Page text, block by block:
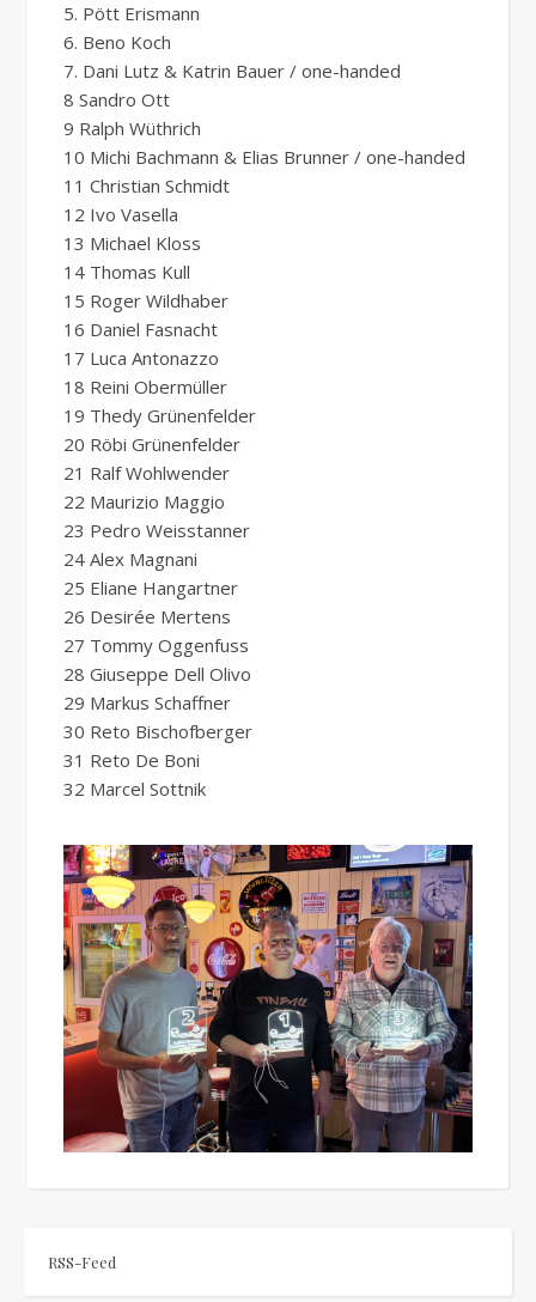
5. Pött Erismann
6. Beno Koch
7. Dani Lutz & Katrin Bauer / one-handed
8 Sandro Ott
9 Ralph Wüthrich
10 Michi Bachmann & Elias Brunner / one-handed
11 Christian Schmidt
12 Ivo Vasella
13 Michael Kloss
14 Thomas Kull
15 Roger Wildhaber
16 Daniel Fasnacht
17 Luca Antonazzo
18 Reini Obermüller
19 Thedy Grünenfelder
20 Röbi Grünenfelder
21 Ralf Wohlwender
22 Maurizio Maggio
23 Pedro Weisstanner
24 Alex Magnani
25 Eliane Hangartner
26 Desirée Mertens
27 Tommy Oggenfuss
28 Giuseppe Dell Olivo
29 Markus Schaffner
30 Reto Bischofberger
31 Reto De Boni
32 Marcel Sottnik
RSS-Feed